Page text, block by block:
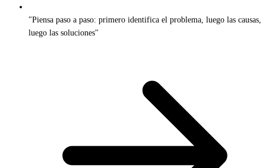
"Piensa paso a paso: primero identifica el problema, luego las causas,
luego las soluciones"